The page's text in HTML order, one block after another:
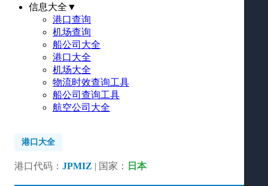
信息大全 ▼
港口查询
机场查询
船公司大全
港口大全
机场大全
物流时效查询工具
船公司查询工具
航空公司大全
港口大全
港口代码： JPMIZ | 国家： 日本